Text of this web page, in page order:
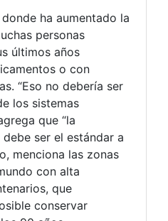
ha aumentado la
personas
últimos años
o con
“Eso no debería ser
los sistemas
que “la
ser el estándar a
menciona las zonas
con alta
que
conservar